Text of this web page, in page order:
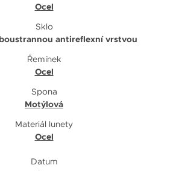
Ocel
Sklo
antireflexní vrstvou
Řemínek
Ocel
Spona
Motýlová
Materiál lunety
Ocel
Datum